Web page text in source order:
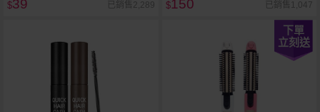
$39 已銷售2,289 $150 已銷售1,047
下單
立刻送